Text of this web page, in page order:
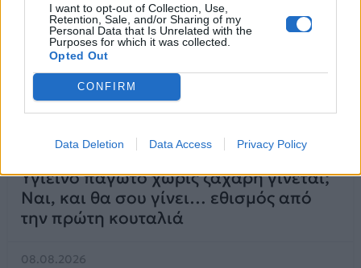
I want to opt-out of Collection, Use,
Retention, Sale, and/or Sharing of my
Personal Data that Is Unrelated with the
Purposes for which it was collected.
Opted Out
CONFIRM
Data Deletion Data Access Privacy Policy
Υγιεινό παγωτό χωρίς ζάχαρη γίνεται;
Ναι, και θα σου γίνει… εθισμός από
την πρώτη κουταλιά
08.08.2026